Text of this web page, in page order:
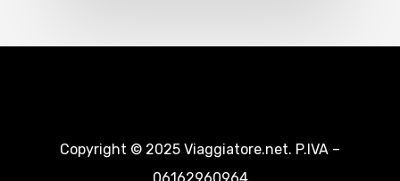
Copyright © 2025 Viaggiatore.net. P.IVA –